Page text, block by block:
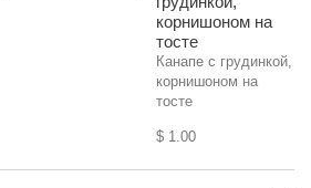
корнишоном на
тосте
Канапе с грудинкой,
корнишоном на
тосте
$ 1.00